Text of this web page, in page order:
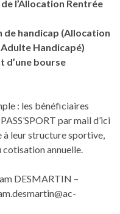
l’Allocation Rentrée
de handicap (Allocation
Handicapé)
d’une bourse
: les bénéficiaires
par mail d’ici
à leur structure sportive,
annuelle.
DESMARTIN –